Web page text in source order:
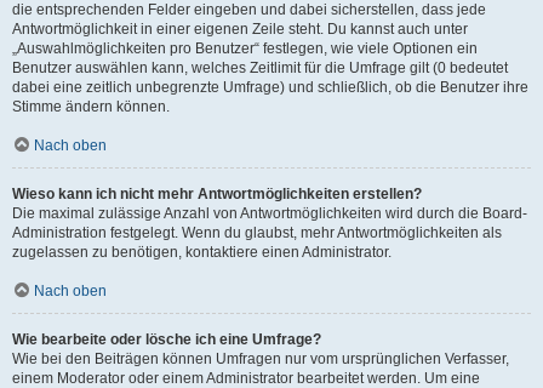
die entsprechenden Felder eingeben und dabei sicherstellen, dass jede
Antwortmöglichkeit in einer eigenen Zeile steht. Du kannst auch unter
„Auswahlmöglichkeiten pro Benutzer“ festlegen, wie viele Optionen ein
Benutzer auswählen kann, welches Zeitlimit für die Umfrage gilt (0 bedeutet
dabei eine zeitlich unbegrenzte Umfrage) und schließlich, ob die Benutzer ihre
Stimme ändern können.
Nach oben
Wieso kann ich nicht mehr Antwortmöglichkeiten erstellen?
Die maximal zulässige Anzahl von Antwortmöglichkeiten wird durch die Board-
Administration festgelegt. Wenn du glaubst, mehr Antwortmöglichkeiten als
zugelassen zu benötigen, kontaktiere einen Administrator.
Nach oben
Wie bearbeite oder lösche ich eine Umfrage?
Wie bei den Beiträgen können Umfragen nur vom ursprünglichen Verfasser,
einem Moderator oder einem Administrator bearbeitet werden. Um eine